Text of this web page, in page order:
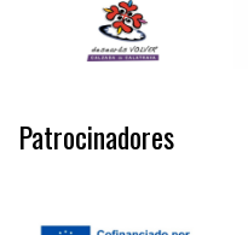
Patrocinadores